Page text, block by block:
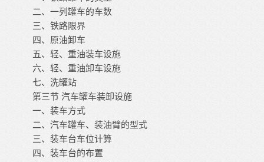
二、一列罐车的车数
三、铁路限界
四、原油卸车
五、轻、重油装车设施
六、轻、重油卸车设施
七、洗罐站
第三节 汽车罐车装卸设施
一、装车方式
二、汽车罐车、装油臂的型式
三、装车台车位计算
四、装车台的布置